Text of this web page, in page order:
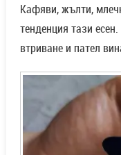
Кафяви, жълти,
тенденция тази
втриване и пател